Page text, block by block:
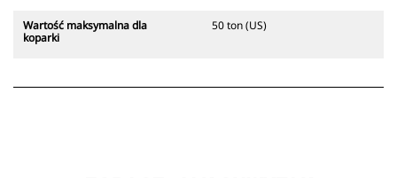
Wartość maksymalna dla
koparki
50 ton (US)